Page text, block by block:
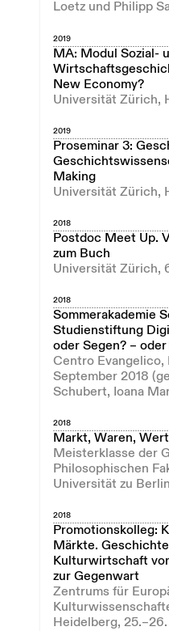
Loetz und Philipp
2019
MA: Modul Sozial-
New Economy?
Universität Zürich,
2019
Proseminar 3:
Making
Universität Zürich,
2018
Postdoc Meet Up.
zum Buch
Universität Zürich,
2018
Sommerakademie
Studienstiftung
oder Segen? –
Centro Evangelico,
September 2018
Schubert, Ioana
2018
Markt, Waren,
Meisterklasse der
Philosophischen
Universität zu
2018
Promotionskolleg:
Märkte.
Kulturwirtschaft
zur Gegenwart
Zentrums für
Heidelberg,